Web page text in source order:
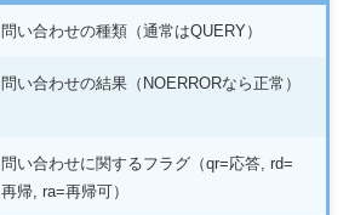
問い合わせの種類（通常はQUERY）
問い合わせの結果（NOERRORなら正常）
問い合わせに関するフラグ（qr=応答, rd=
再帰, ra=再帰可）